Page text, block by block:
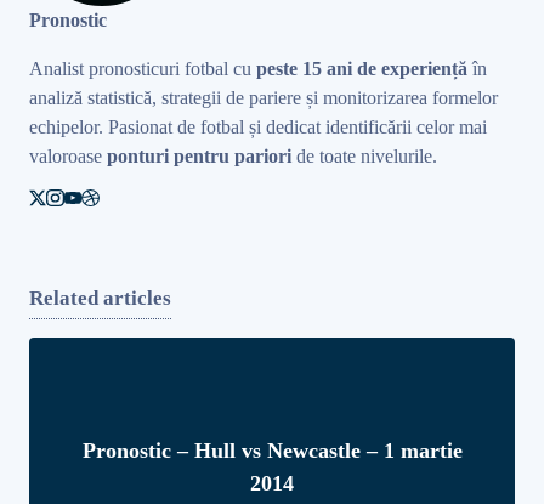
Pronostic
Analist pronosticuri fotbal cu peste 15 ani de experiență în
analiză statistică, strategii de pariere și monitorizarea formelor
echipelor. Pasionat de fotbal și dedicat identificării celor mai
valoroase ponturi pentru pariori de toate nivelurile.
Related articles
Pronostic – Hull vs Newcastle – 1 martie
2014